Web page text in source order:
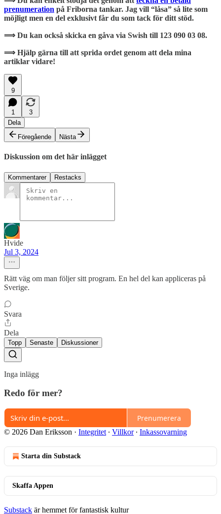
prenumeration på Friborna tankar. Jag vill “låsa” så lite som
möjligt men en del exklusivt får du som tack för ditt stöd.
⟹ Du kan också skicka en gåva via Swish till 123 090 03 08.
⟹ Hjälp gärna till att sprida ordet genom att dela mina
artiklar vidare!
9
1
3
Dela
Föregående
Nästa
Diskussion om det här inlägget
Kommentarer Restacks
Hvide
Jul 3, 2024
Rätt väg om man följer sitt program. En hel del kan appliceras på
Sverige.
Svara
Dela
Topp Senaste Diskussioner
Inga inlägg
Redo för mer?
Prenumerera
© 2026 Dan Eriksson · Integritet ∙ Villkor∙ Inkassovarning
Starta din Substack
Skaffa Appen
Substack är hemmet för fantastisk kultur